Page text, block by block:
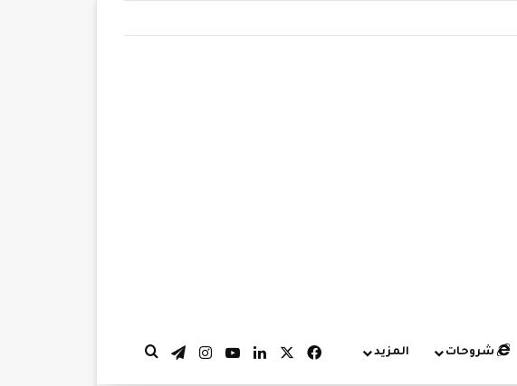
شروحات المزيد فيسبوك لينكدإن‫YouTubeانستقرام
تيلقرام